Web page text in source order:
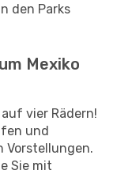
den Parks
Mexiko
vier Rädern!
und
Vorstellungen.
Sie mit